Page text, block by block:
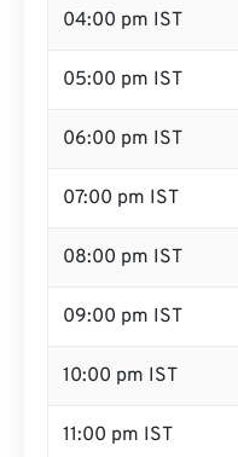
04:00 pm IST
05:00 pm IST
06:00 pm IST
07:00 pm IST
08:00 pm IST
09:00 pm IST
10:00 pm IST
11:00 pm IST